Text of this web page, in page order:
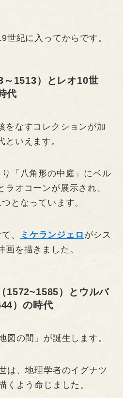
世紀に入ってからです。
1513）とレオ10世
代
をなすコレクションが加
といえます。
「八角形の中庭」にベル
ラオコーンが展示され、
となっています。
、 ミケランジェロ がシス
画を描きました。
1572~1585）とウルバ
）の時代
図の間」が誕生します。
は、地理学者のイグナツ
くよう命じました。